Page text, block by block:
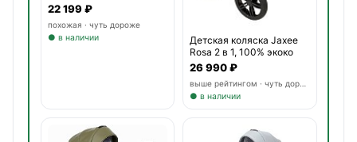
22 199 ₽
похожая · чуть дороже
● в наличии
Детская коляска Jaxee
Rosa 2 в 1, 100% экоко
26 990 ₽
● в наличии